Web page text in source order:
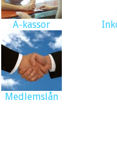
A-kassor
Medlemslån